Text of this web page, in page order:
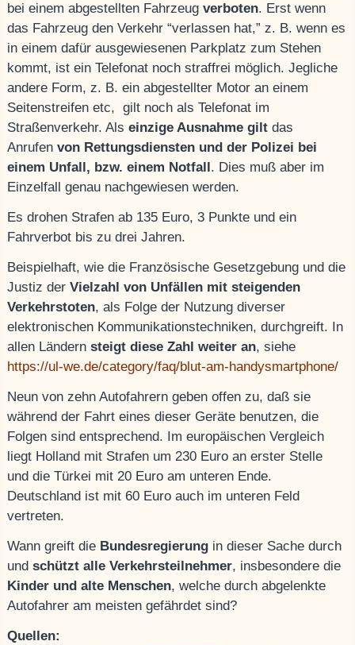
bei einem abgestellten Fahrzeugverboten. Erst wenn
das Fahrzeug den Verkehr “verlassen hat,” z. B. wenn es
in einem dafür ausgewiesenen Parkplatz zum Stehen
kommt, ist ein Telefonat noch straffrei möglich. Jegliche
andere Form, z. B. ein abgestellter Motor an einem
Seitenstreifen etc, gilt noch als Telefonat im
Straßenverkehr. Alseinzige Ausnahme gilt das
Anrufenvon Rettungsdiensten und der Polizei bei
einem Unfall, bzw. einem Notfall . Dies muß aber im
Einzelfall genau nachgewiesen werden.
Es drohen Strafen ab 135 Euro, 3 Punkte und ein
Fahrverbot bis zu drei Jahren.
Beispielhaft, wie die Französische Gesetzgebung und die
Justiz derVielzahl von Unfällen mit steigenden
Verkehrstoten, als Folge der Nutzung diverser
elektronischen Kommunikationstechniken, durchgreift. In
allen Ländernsteigt diese Zahl weiter an, siehe
https://ul-we.de/category/faq/blut-am-handysmartphone/
Neun von zehn Autofahrern geben offen zu, daß sie
während der Fahrt eines dieser Geräte benutzen, die
Folgen sind entsprechend. Im europäischen Vergleich
liegt Holland mit Strafen um 230 Euro an erster Stelle
und die Türkei mit 20 Euro am unteren Ende.
Deutschland ist mit 60 Euro auch im unteren Feld
vertreten.
Wann greift die Bundesregierung in dieser Sache durch
undschützt alle Verkehrsteilnehmer, insbesondere die
Kinder und alte Menschen, welche durch abgelenkte
Autofahrer am meisten gefährdet sind?
Quellen: